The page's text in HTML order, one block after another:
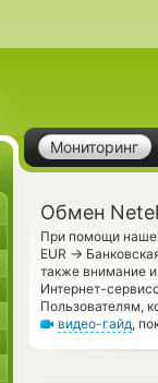
Мониторинг
Обмен
При помощи
EUR →
также внимание
Интернет-
Пользователям,
видео-гайд,